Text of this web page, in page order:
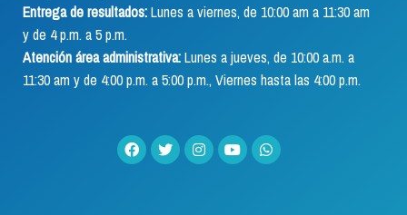
Entrega de resultados:Lunes a viernes, de 10:00 am a 11:30 am
y de 4 p.m. a 5 p.m.
Atención área administrativa:Lunes a jueves, de 10:00 a.m. a
11:30 am y de 4:00 p.m. a 5:00 p.m., Viernes hasta las 4:00 p.m.